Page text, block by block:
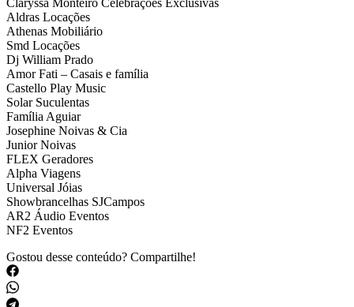
Claryssa Monteiro Celebrações Exclusivas
Aldras Locações
Athenas Mobiliário
Smd Locações
Dj William Prado
Amor Fati – Casais e família
Castello Play Music
Solar Suculentas
Família Aguiar
Josephine Noivas & Cia
Junior Noivas
FLEX Geradores
Alpha Viagens
Universal Jóias
Showbrancelhas SJCampos
AR2 Áudio Eventos
NF2 Eventos
Gostou desse conteúdo? Compartilhe!